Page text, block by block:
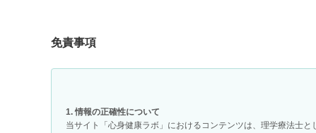
免責事項
1. 情報の正確性について
当サイト「心身健康ラボ」におけるコンテンツは、理学療法士